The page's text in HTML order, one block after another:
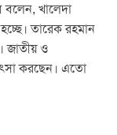
বলেন, খালেদা
তারেক রহমান
জাতীয় ও
করছেন। এতো